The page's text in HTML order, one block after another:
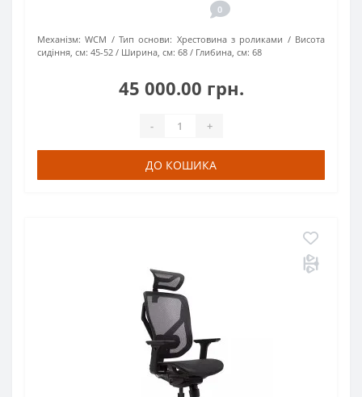
0
Механізм: WCM Тип основи: Хрестовина з роликами
Висота
сидіння, см: 45-52 Ширина, см: 68 Глибина, см: 68
45 000.00 грн.
- +
ДО КОШИКА